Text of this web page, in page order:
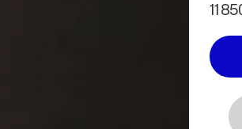
11